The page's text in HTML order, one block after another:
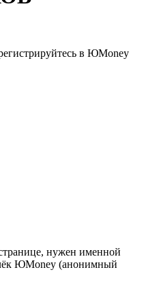
в ЮMoney
нужен именной
ЮMoney (анонимный